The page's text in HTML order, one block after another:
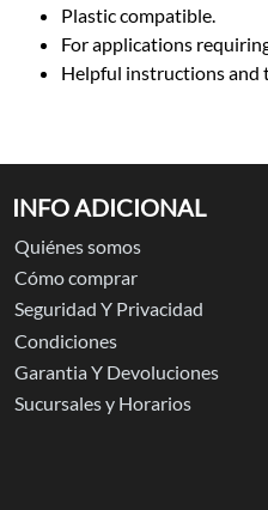
Plastic compatible.
For applications
Helpful instructions and
INFO ADICIONAL
Quiénes somos
Cómo comprar
Seguridad Y Privacidad
Condiciones
Garantia Y Devoluciones
Sucursales y Horarios